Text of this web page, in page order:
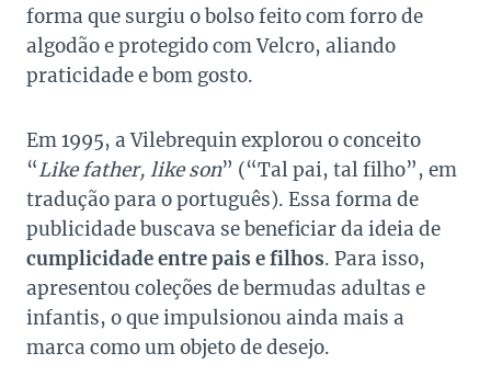
forma que surgiu o bolso feito com forro de
algodão e protegido com Velcro, aliando
praticidade e bom gosto.
Em 1995, a Vilebrequin explorou o conceito
“Like father, like son” (“Tal pai, tal filho”, em
tradução para o português). Essa forma de
publicidade buscava se beneficiar da ideia de
cumplicidade entre pais e filhos. Para isso,
apresentou coleções de bermudas adultas e
infantis, o que impulsionou ainda mais a
marca como um objeto de desejo.